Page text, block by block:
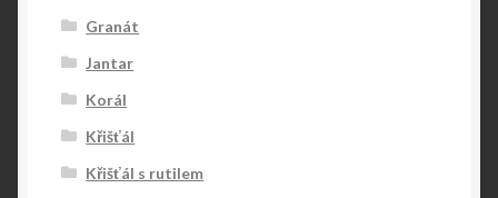
Granát
Jantar
Korál
Křišťál
Křišťál s rutilem